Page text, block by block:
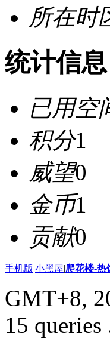
所在时
统计信息
已用空
积分1
威望0
金币1
贡献0
手机版|小黑屋|爬花楼-热
GMT+8,
15 queries